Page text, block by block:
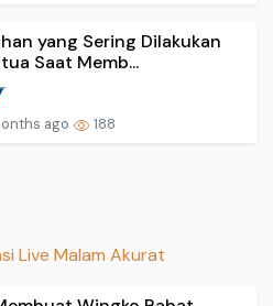
yang Sering Dilakukan
Saat Memb...
ago 188
Live Malam Akurat